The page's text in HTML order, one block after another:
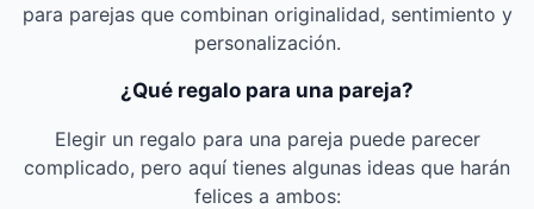
para parejas que combinan originalidad, sentimiento y
personalización.
¿Qué regalo para una pareja?
Elegir un regalo para una pareja puede parecer
complicado, pero aquí tienes algunas ideas que harán
felices a ambos: